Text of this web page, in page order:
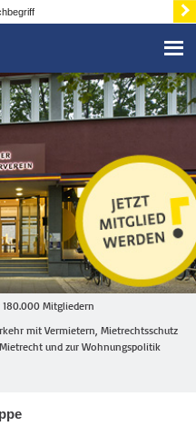
Mitgliedern
mit Vermietern, Mietrechtsschutz
und zur Wohnungspolitik